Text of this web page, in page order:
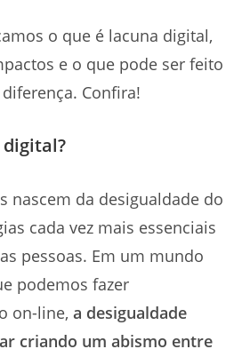
o que é lacuna digital,
e o que pode ser feito
Confira!
nascem da desigualdade do
cada vez mais essenciais
pessoas. Em um mundo
podemos fazer
on-line, a desigualdade
criando um abismo entre